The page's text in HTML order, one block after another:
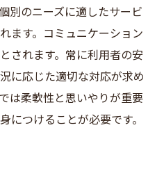
別のニーズに適したサービ
ます。コミュニケーション
されます。常に利用者の安
に応じた適切な対応が求め
は柔軟性と思いやりが重要
につけることが必要です。